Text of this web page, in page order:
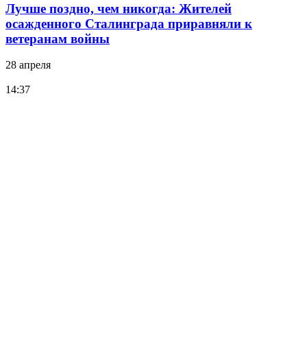
Лучше поздно, чем никогда: Жителей
осажденного Сталинграда приравняли к
ветеранам войны
28 апреля
14:37